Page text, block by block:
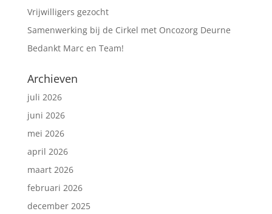
Vrijwilligers gezocht
Samenwerking bij de Cirkel met Oncozorg Deurne
Bedankt Marc en Team!
Archieven
juli 2026
juni 2026
mei 2026
april 2026
maart 2026
februari 2026
december 2025